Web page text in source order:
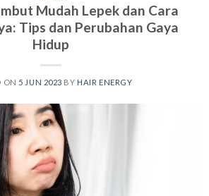
Mudah Lepek dan Cara
Tips dan Perubahan Gaya
Hidup
ON 5 JUN 2023 BY HAIR ENERGY